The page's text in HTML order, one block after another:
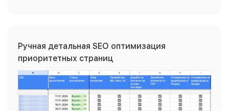
Ручная детальная SEO оптимизация
приоритетных страниц